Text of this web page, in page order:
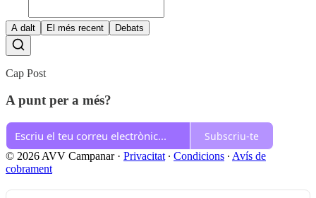
A dalt El més recent Debats
Cap Post
A punt per a més?
Subscriu-te
© 2026 AVV Campanar· Privacitat ∙ Condicions ∙ Avís de
cobrament